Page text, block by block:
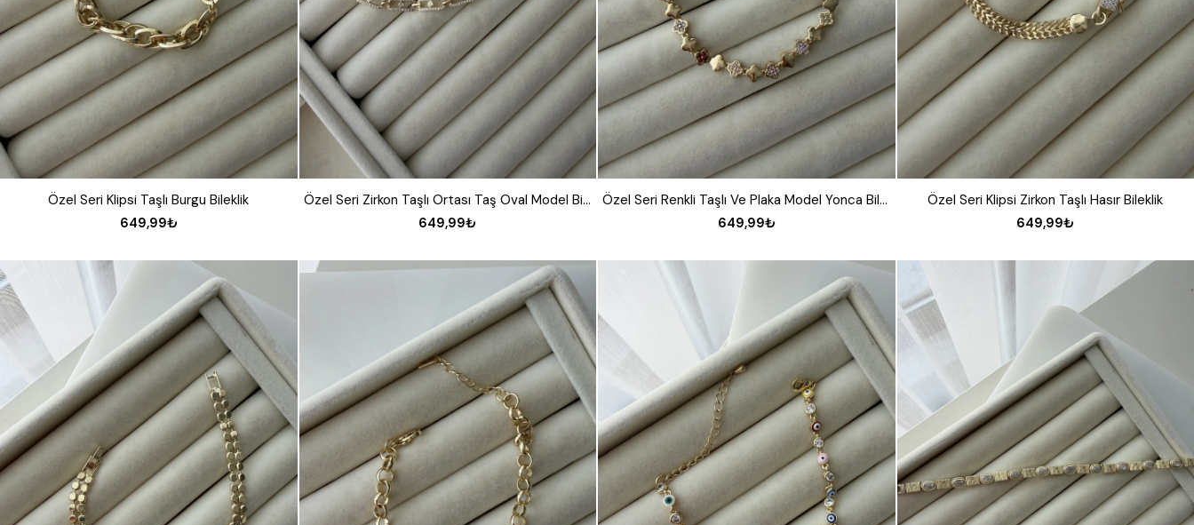
Özel Seri Klipsi Taşlı Burgu Bileklik
649,99₺
Özel Seri Zirkon Taşlı Ortası Taş Oval Model Bileklik
649,99₺
Özel Seri Renkli Taşlı Ve Plaka Model Yonca Bileklik
649,99₺
Özel Seri Klipsi Zirkon Taşlı Hasır Bileklik
649,99₺